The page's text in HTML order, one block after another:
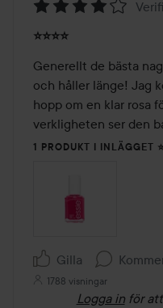
4
av
5
⭐⭐⭐⭐
Generellt de bästa
och håller länge! Jag
hopp om en klar rosa
verkligheten ser den
1 PRODUKT I INLÄGGET
Gilla
1788 visningar
Logga in för